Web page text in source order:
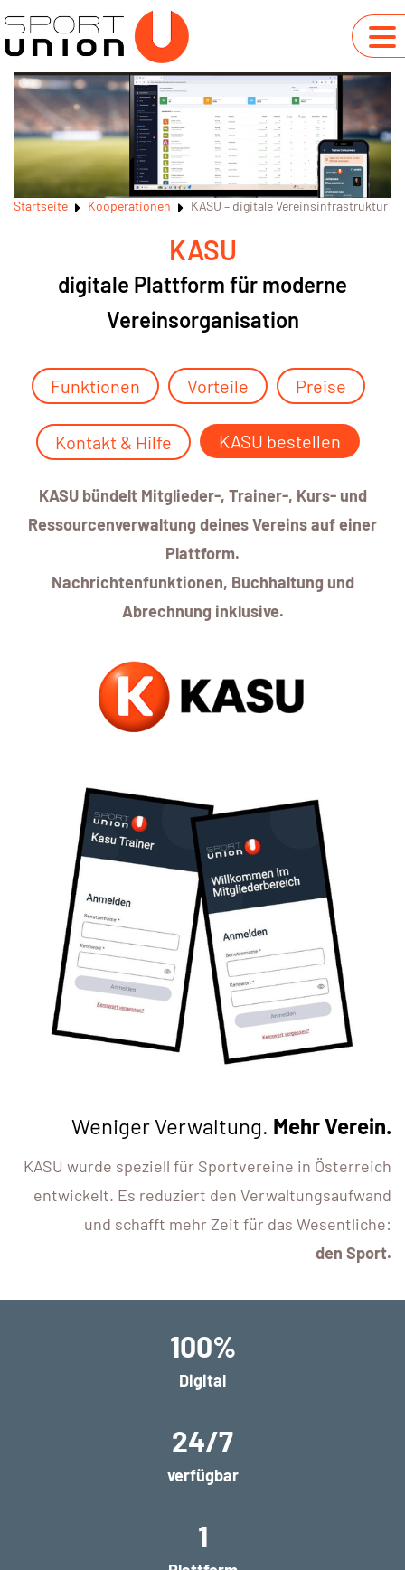
Startseite Kooperationen KASU – digitale Vereinsinfrastruktur
KASU
digitale Plattform für moderne
Vereinsorganisation
Funktionen Vorteile Preise
Kontakt & Hilfe KASU bestellen
KASU bündelt Mitglieder-, Trainer-, Kurs- und
Ressourcenverwaltung deines Vereins auf einer
Plattform.
Nachrichtenfunktionen, Buchhaltung und
Abrechnung inklusive.
Weniger Verwaltung. Mehr Verein.
KASU wurde speziell für Sportvereine in Österreich
entwickelt. Es reduziert den Verwaltungsaufwand
und schafft mehr Zeit für das Wesentliche:
den Sport.
100%
Digital
24/7
verfügbar
1